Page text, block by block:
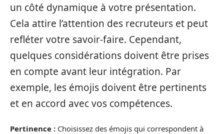
un côté dynamique à votre présentation.
Cela attire l’attention des recruteurs et peut
refléter votre savoir-faire. Cependant,
quelques considérations doivent être prises
en compte avant leur intégration. Par
exemple, les émojis doivent être pertinents
et en accord avec vos compétences.
Pertinence : Choisissez des émojis qui correspondent à